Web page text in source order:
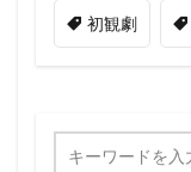
初観劇